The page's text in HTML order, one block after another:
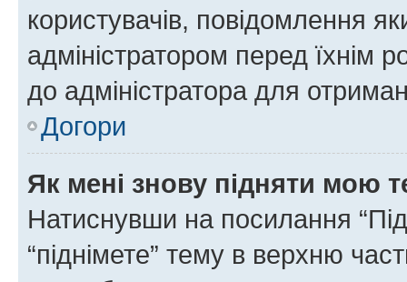
користувачів, повідомлення
адміністратором перед їхнім
до адміністратора для
Догори
Як мені знову підняти мою
Натиснувши на посилання
“піднімете” тему в верхню